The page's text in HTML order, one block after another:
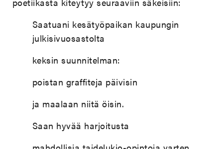
Saatuani kesätyöpaikan kaupungin
julkisivuosastolta
keksin suunnitelman:
poistan graffiteja päivisin
ja maalaan niitä öisin.
Saan hyvää harjoitusta